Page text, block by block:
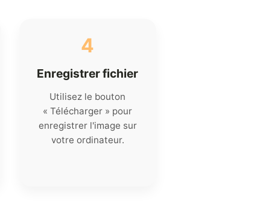
4
Enregistrer fichier
Utilisez le bouton
« Télécharger » pour
enregistrer l'image sur
votre ordinateur.